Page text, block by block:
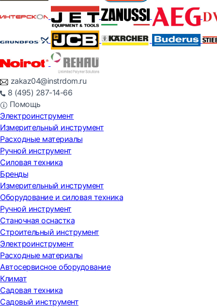
zakaz04@instrdom.ru
8 (495) 287-14-66
Помощь
Электроинструмент
Измерительный инструмент
Расходные материалы
Ручной инструмент
Силовая техника
Бренды
Измерительный инструмент
Оборудование и силовая техника
Ручной инструмент
Станочная оснастка
Строительный инструмент
Электроинструмент
Расходные материалы
Автосервисное оборудование
Климат
Садовая техника
Садовый инструмент